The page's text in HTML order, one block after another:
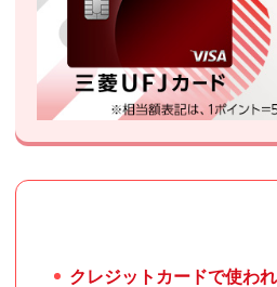
クレジットカードで使わ